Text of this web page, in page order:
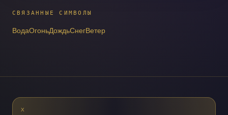
СВЯЗАННЫЕ СИМВОЛЫ
ВодаОгоньДождьСнегВетер
X